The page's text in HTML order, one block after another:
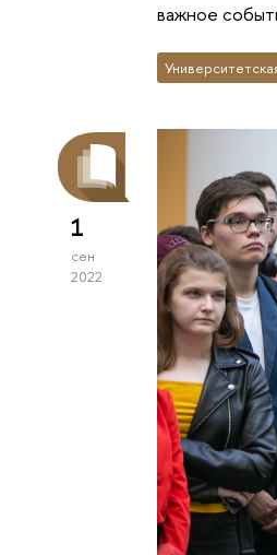
важное
1
сен
2022